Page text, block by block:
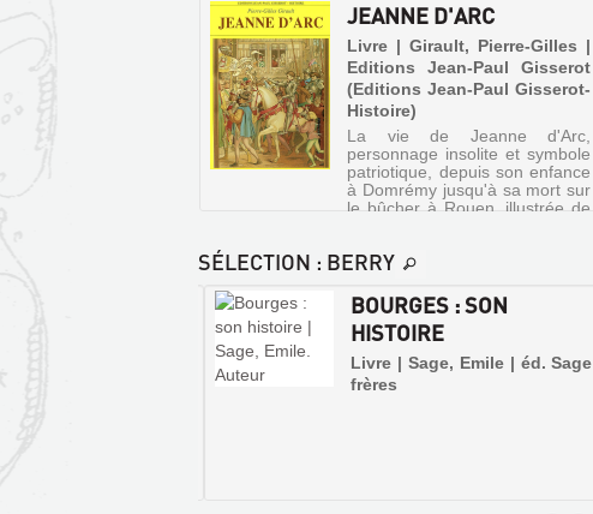
JEANNE D'ARC
Livre | Girault, Pierre-Gilles |
Editions Jean-Paul Gisserot
(Editions Jean-Paul Gisserot-
Histoire)
La vie de Jeanne d'Arc,
personnage insolite et symbole
patriotique, depuis son enfance
à Domrémy jusqu'à sa mort sur
le bûcher à Rouen, illustrée de
traversés.
LE
CANTON
SÉLECTION : BERRY
BOURGES : SON
HISTOIRE
Livre | Sage, Emile | éd. Sage
frères